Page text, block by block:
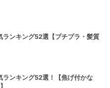
ランキング52選【プチプラ・髪質
ランキング52選！【焦げ付かな